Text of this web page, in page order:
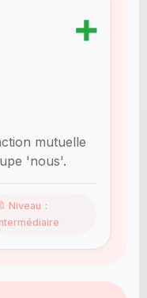
➕
mutuelle
'nous'.
Niveau：